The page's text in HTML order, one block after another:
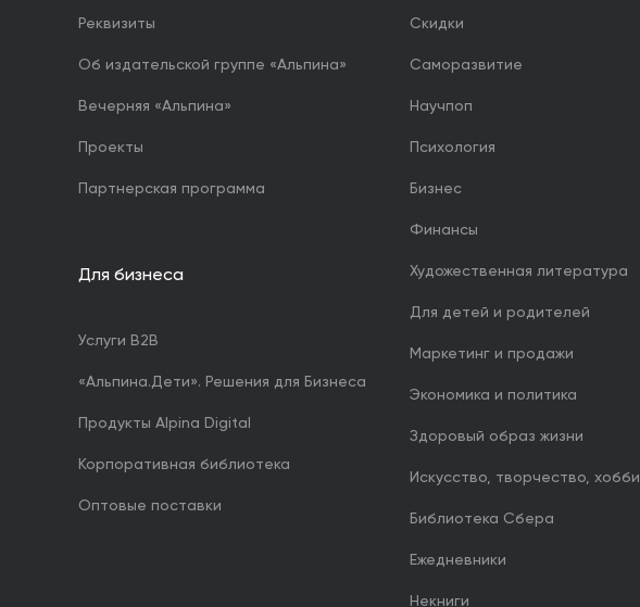
Реквизиты
Об издательской группе «Альпина»
Вечерняя «Альпина»
Проекты
Партнерская программа
Для бизнеса
Услуги B2B
«Альпина.Дети». Решения для Бизнеса
Продукты Alpina Digital
Корпоративная библиотека
Оптовые поставки
Скидки
Саморазвитие
Научпоп
Психология
Бизнес
Финансы
Художественная литература
Для детей и родителей
Маркетинг и продажи
Экономика и политика
Здоровый образ жизни
Искусство, творчество, хобби
Библиотека Сбера
Ежедневники
Некниги